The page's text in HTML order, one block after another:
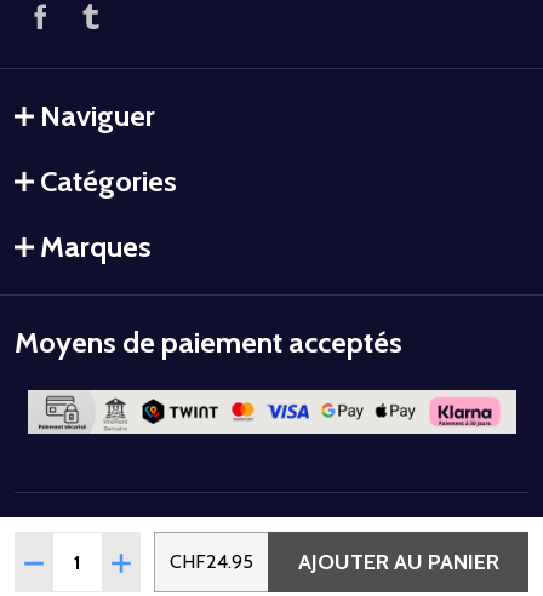
Quantité:
RÉDUIRE LA QUANTITÉ DE VERNIS SEMI-PERMANENT
AUGMENTER LA QUANTITÉ DE VERNIS SEMI-
CHF24.95 AJOUTER AU PANIER
Naviguer
Catégories
Marques
Moyens de paiement acceptés
Colorstyle.